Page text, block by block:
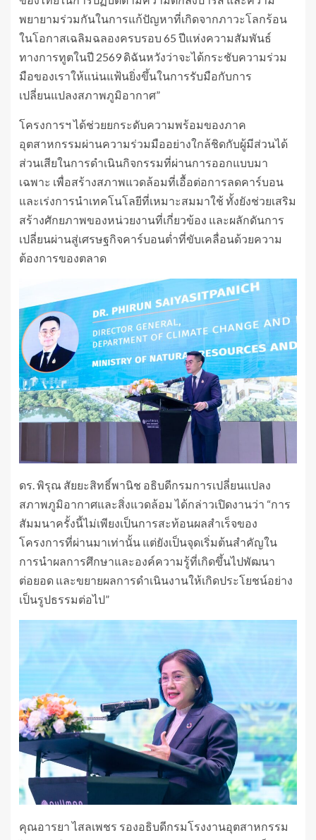
พยายามร่วมกันในการแก้ปัญหาที่เกิดจากภาวะโลกร้อน
ในโอกาสเฉลิมฉลองครบรอบ 65 ปีแห่งความสัมพันธ์
ทางการทูตในปี 2569 ดิฉันหวังว่าจะได้กระชับความร่วม
มือของเราให้แน่นแฟ้นยิ่งขึ้นในการรับมือกับการ
เปลี่ยนแปลงสภาพภูมิอากาศ”
โครงการฯ ได้ช่วยยกระดับความพร้อมของภาค
อุตสาหกรรมผ่านความร่วมมืออย่างใกล้ชิดกับผู้มีส่วนได้
ส่วนเสียในการดำเนินกิจกรรมที่ผ่านการออกแบบมา
เฉพาะ เพื่อสร้างสภาพแวดล้อมที่เอื้อต่อการลดคาร์บอน
และเร่งการนำเทคโนโลยีที่เหมาะสมมาใช้ ทั้งยังช่วยเสริม
สร้างศักยภาพของหน่วยงานที่เกี่ยวข้อง และผลักดันการ
เปลี่ยนผ่านสู่เศรษฐกิจคาร์บอนต่ำที่ขับเคลื่อนด้วยความ
ต้องการของตลาด
ดร. พิรุณ สัยยะสิทธิ์พานิช อธิบดีกรมการเปลี่ยนแปลง
สภาพภูมิอากาศและสิ่งแวดล้อม ได้กล่าวเปิดงานว่า “การ
สัมมนาครั้งนี้ไม่เพียงเป็นการสะท้อนผลสำเร็จของ
โครงการที่ผ่านมาเท่านั้น แต่ยังเป็นจุดเริ่มต้นสำคัญใน
การนำผลการศึกษาและองค์ความรู้ที่เกิดขึ้นไปพัฒนา
ต่อยอด และขยายผลการดำเนินงานให้เกิดประโยชน์อย่าง
เป็นรูปธรรมต่อไป”
คุณอารยา ไสลเพชร รองอธิบดีกรมโรงงานอุตสาหกรรม